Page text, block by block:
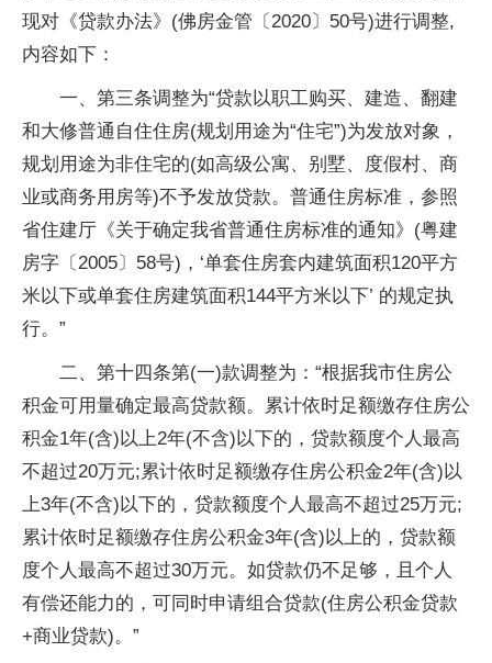
现对《贷款办法》(佛房金管〔2020〕50号)进行调整,
内容如下：
一、第三条调整为“贷款以职工购买、建造、翻建
和大修普通自住住房(规划用途为“住宅”)为发放对象，
规划用途为非住宅的(如高级公寓、别墅、度假村、商
业或商务用房等)不予发放贷款。普通住房标准，参照
省住建厅《关于确定我省普通住房标准的通知》(粤建
房字〔2005〕58号)，‘单套住房套内建筑面积120平方
米以下或单套住房建筑面积144平方米以下’ 的规定执
行。”
二、第十四条第(一)款调整为：“根据我市住房公
积金可用量确定最高贷款额。累计依时足额缴存住房公
积金1年(含)以上2年(不含)以下的，贷款额度个人最高
不超过20万元;累计依时足额缴存住房公积金2年(含)以
上3年(不含)以下的，贷款额度个人最高不超过25万元;
累计依时足额缴存住房公积金3年(含)以上的，贷款额
度个人最高不超过30万元。如贷款仍不足够，且个人
有偿还能力的，可同时申请组合贷款(住房公积金贷款
+商业贷款)。”